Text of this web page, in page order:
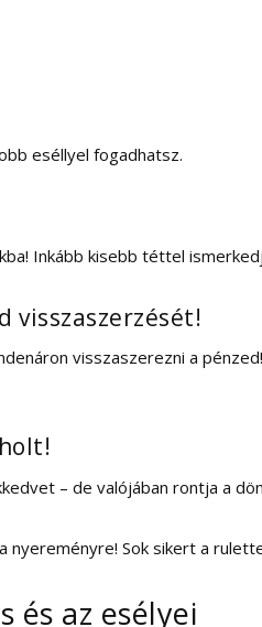
eséllyel fogadhatsz.
Inkább kisebb téttel
visszaszerzését!
visszaszerezni a
– de valójában rontja a
nyereményre! Sok sikert a
és az esélyei